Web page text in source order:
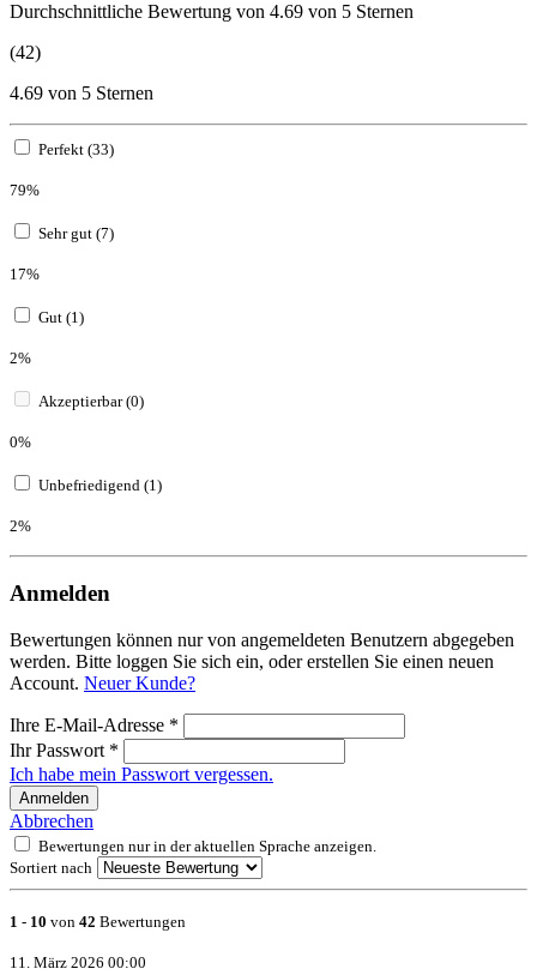
Durchschnittliche Bewertung von 4.69 von 5 Sternen
(42)
4.69 von 5 Sternen
Perfekt (33)
79%
Sehr gut (7)
17%
Gut (1)
2%
Akzeptierbar (0)
0%
Unbefriedigend (1)
2%
Anmelden
Bewertungen können nur von angemeldeten Benutzern abgegeben
werden. Bitte loggen Sie sich ein, oder erstellen Sie einen neuen
Account. Neuer Kunde?
Ihre E-Mail-Adresse *
Ihr Passwort *
Ich habe mein Passwort vergessen.
Anmelden
Abbrechen
Bewertungen nur in der aktuellen Sprache anzeigen.
Sortiert nach
1 - 10 von 42 Bewertungen
11. März 2026 00:00